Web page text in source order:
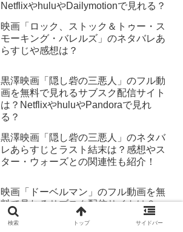
NetflixやhuluやDailymotionで見れる？
映画「ロック、ストック＆トゥー・ス
モーキング・バレルズ」のネタバレあ
らすじや感想は？
黒澤映画「隠し砦の三悪人」のフル動
画を無料で見れるサブスク配信サイト
は？NetflixやhuluやPandoraで見れ
る？
黒澤映画「隠し砦の三悪人」のネタバ
レあらすじとラスト結末は？感想やス
ター・ウォーズとの関連性も紹介！
映画「ドーベルマン」のフル動画を無
料で見れるサブスク配信サイトは？
NetflixやHuluやPandoraで視聴でき
る？
検索 トップ サイドバー